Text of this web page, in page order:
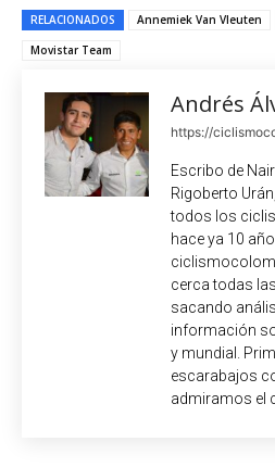
RELACIONADOS Annemiek Van Vleuten
Movistar Team
Andrés
https://
Escribo de
Rigoberto
todos los
hace ya 10
cerca todas
sacando
información
y mundial.
escarabajos
admiramos el